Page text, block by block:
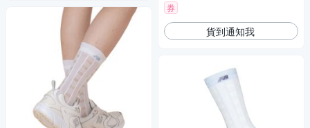
券
貨到通知我